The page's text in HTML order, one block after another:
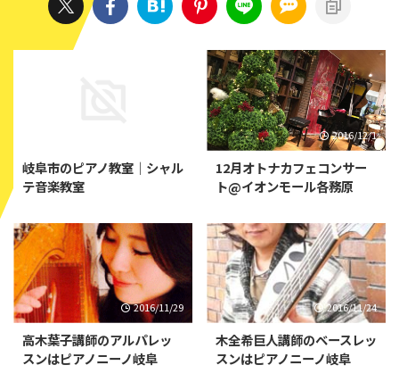
岐阜市のピアノ教室｜シャル
テ音楽教室
2016/12/1
12月オトナカフェコンサー
ト@イオンモール各務原
2016/11/29
高木葉子講師のアルパレッ
スンはピアノニーノ岐阜
2016/11/24
木全希巨人講師のベースレッ
スンはピアノニーノ岐阜